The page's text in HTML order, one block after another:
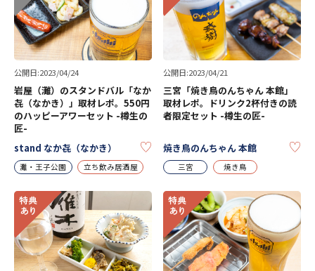
公開日:2023/04/24
岩屋（灘）のスタンドバル「なか
㐂（なかき）」取材レポ。550円
のハッピーアワーセット -樽生の
匠-
stand なか㐂（なかき）
KEEP
灘・王子公園 立ち飲み居酒屋
公開日:2023/04/21
三宮「焼き鳥のんちゃん 本館」
取材レポ。ドリンク2杯付きの読
者限定セット -樽生の匠-
焼き鳥のんちゃん 本館
三宮 焼き鳥